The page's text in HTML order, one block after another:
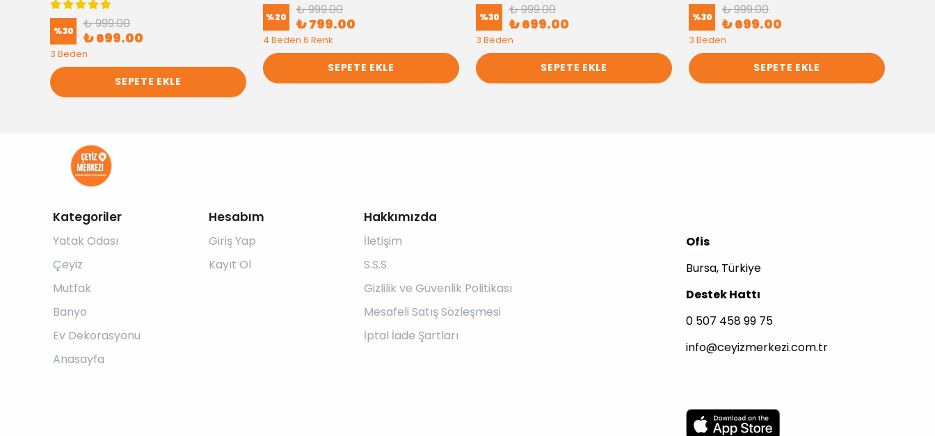
%30 ₺ 999.00
₺ 699.00
3 Beden
SEPETE EKLE
%20 ₺ 999.00
₺ 799.00
4 Beden 6 Renk
SEPETE EKLE
%30 ₺ 999.00
₺ 699.00
3 Beden
SEPETE EKLE
%30 ₺ 999.00
₺ 699.00
3 Beden
SEPETE EKLE
Kategoriler
Yatak Odası
Çeyiz
Mutfak
Banyo
Ev Dekorasyonu
Anasayfa
Hesabım
Giriş Yap
Kayıt Ol
Hakkımızda
İletişim
S.S.S
Gizlilik ve Güvenlik Politikası
Mesafeli Satış Sözleşmesi
İptal İade Şartları
Ofis
Bursa, Türkiye
Destek Hattı
0 507 458 99 75
info@ceyizmerkezi.com.tr